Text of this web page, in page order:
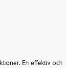
En effektiv och